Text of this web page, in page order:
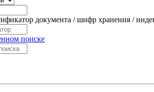
документа / шифр хранения /
поиске